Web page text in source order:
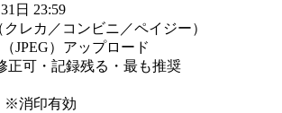
日 23:59
クレカ／コンビニ／ペイジー）
JPEG）アップロード
正可・記録残る・最も推奨
※消印有効